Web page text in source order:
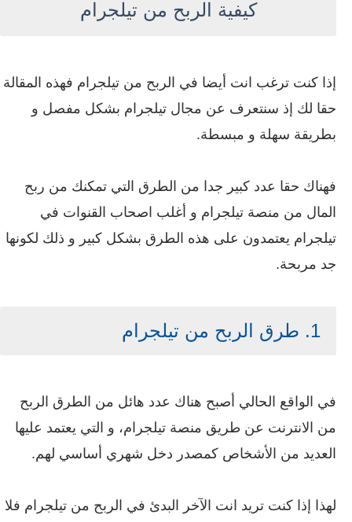
كيفية الربح من تيلجرام
إذا كنت ترغب انت أيضا في الربح من تيلجرام فهذه المقالة
حقا لك إذ سنتعرف عن مجال تيلجرام بشكل مفصل و
بطريقة سهلة و مبسطة.
فهناك حقا عدد كبير جدا من الطرق التي تمكنك من ربح
المال من منصة تيلجرام و أغلب اصحاب القنوات في
تيلجرام يعتمدون على هذه الطرق بشكل كبير و ذلك لكونها
جد مربحة.
1. طرق الربح من تيلجرام
في الواقع الحالي أصبح هناك عدد هائل من الطرق الربح
من الانترنت عن طريق منصة تيلجرام، و التي يعتمد عليها
العديد من الأشخاص كمصدر دخل شهري أساسي لهم.
لهذا إذا كنت تريد انت الآخر البدئ في الربح من تيلجرام فلا